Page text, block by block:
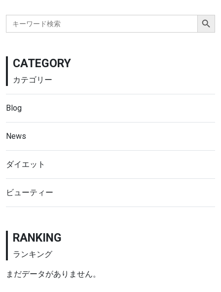
Search
for:
Search Button
CATEGORY
カテゴリー
Blog
News
ダイエット
ビューティー
RANKING
ランキング
まだデータがありません。